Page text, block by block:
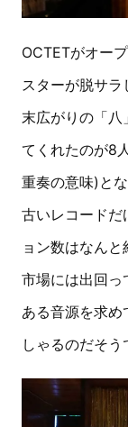
OCTETがオー
スターが脱サラ
末広がりの「八
てくれたのが8
重奏の意味)とな
古いレコードだ
ョン数はなんと
市場には出回っ
ある音源を求め
しゃるのだそう